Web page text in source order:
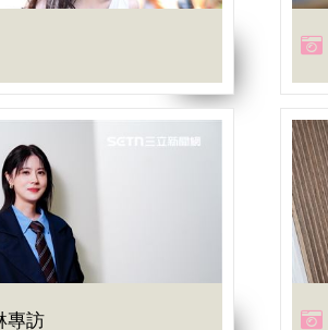
專訪